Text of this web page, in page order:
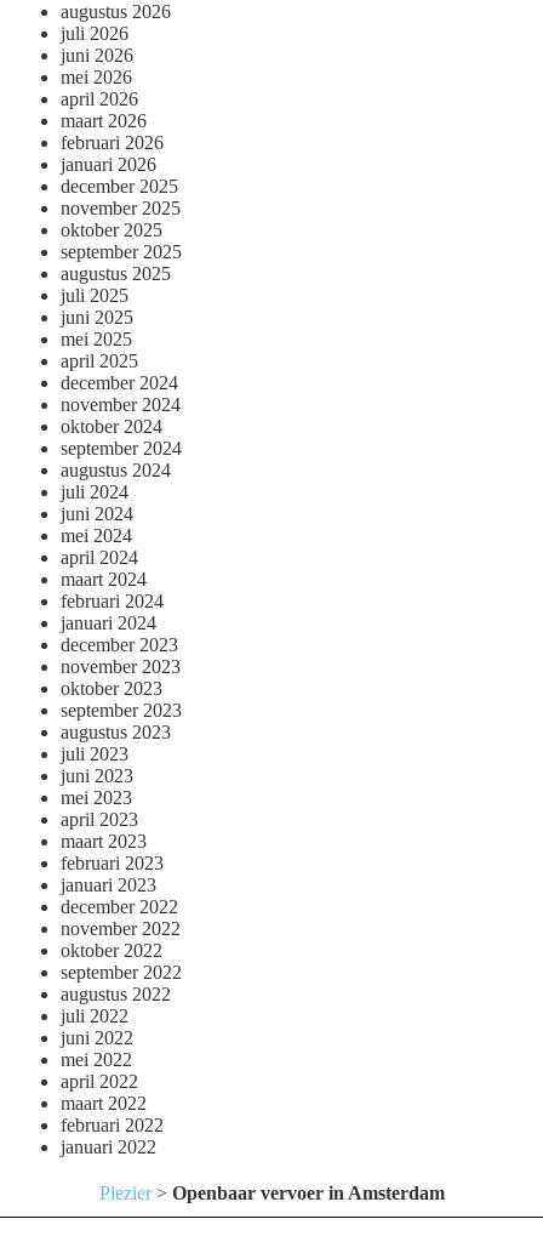
augustus 2026
juli 2026
juni 2026
mei 2026
april 2026
maart 2026
februari 2026
januari 2026
december 2025
november 2025
oktober 2025
september 2025
augustus 2025
juli 2025
juni 2025
mei 2025
april 2025
december 2024
november 2024
oktober 2024
september 2024
augustus 2024
juli 2024
juni 2024
mei 2024
april 2024
maart 2024
februari 2024
januari 2024
december 2023
november 2023
oktober 2023
september 2023
augustus 2023
juli 2023
juni 2023
mei 2023
april 2023
maart 2023
februari 2023
januari 2023
december 2022
november 2022
oktober 2022
september 2022
augustus 2022
juli 2022
juni 2022
mei 2022
april 2022
maart 2022
februari 2022
januari 2022
Plezier> Openbaar vervoer in Amsterdam